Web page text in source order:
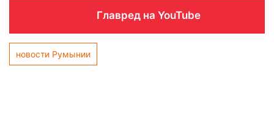
Главред на YouTube
новости Румынии